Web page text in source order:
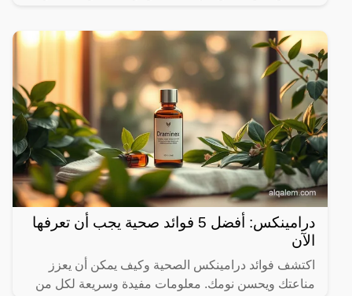
درامينكس: أفضل 5 فوائد صحية يجب أن تعرفها
الآن
اكتشف فوائد درامينكس الصحية وكيف يمكن أن يعزز
مناعتك ويحسن نومك. معلومات مفيدة وسريعة لكل من